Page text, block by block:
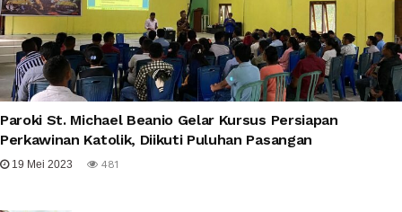
Paroki St. Michael Beanio Gelar Kursus Persiapan
Perkawinan Katolik, Diikuti Puluhan Pasangan
19 Mei 2023 481